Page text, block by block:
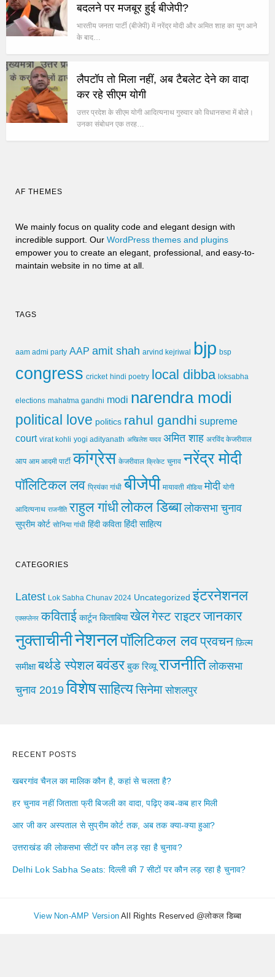
बदलने पर मजबूर हुई बीजेपी?
भारतीय जनता पार्टी (बीजेपी) में नरेंद्र मोदी और अमित शाह का युग आने
के बाद…
लैपटॉप तो मिला नहीं, अब टैबलेट देने का वादा
कर रहे सीएम योगी
उत्तर प्रदेश के सीएम योगी आदित्यनाथ गुरुवार को विधानसभा में बोले।
उनका संबोधन एक तरह…
AF THEMES
We mainly focus on quality code and elegant design with
incredible support. Our WordPress themes and plugins
empower you to create an elegant, professional, and easy-to-
maintain website in no time at all.
TAGS
aam admi party AAP amit shah arvind kejriwal bjp bsp
congress cricket hindi poetry local dibba loksabha
elections mahatma gandhi modi narendra modi
political love politics rahul gandhi supreme
court virat kohli yogi adityanath अखिलेश यादव अमित शाह अरविंद केजरीवाल
आप आम आदमी पार्टी कांग्रेस केजरीवाल क्रिकेट चुनाव नरेंद्र मोदी
पॉलिटिकल लव प्रियंका गांधी बीजेपी मायावती मीडिया मोदी योगी
आदित्यनाथ राजनीति राहुल गांधीलोकल डिब्बा लोकसभा चुनाव
सुप्रीम कोर्ट सोनिया गांधी हिंदी कविता हिंदी साहित्य
CATEGORIES
Latest Lok Sabha Chunav 2024 Uncategorized इंटरनेशनल
एक्सप्लेनर कविताई कार्टून किताबिया खेलगेस्ट राइटरजानकार
नुक्ताचीनीनेशनलपॉलिटिकल लवप्रवचन फ़िल्म
समीक्षा बर्थडे स्पेशलबवंडर बुक रिव्यू राजनीति लोकसभा
चुनाव 2019 विशेषसाहित्यसिनेमा सोशलपुर
RECENT POSTS
खबरगांव चैनल का मालिक कौन है, कहां से चलता है?
हर चुनाव नहीं जिताता फ्री बिजली का वादा, पढ़िए कब-कब हार मिली
आर जी कर अस्पताल से सुप्रीम कोर्ट तक, अब तक क्या-क्या हुआ?
उत्तराखंड की लोकसभा सीटों पर कौन लड़ रहा है चुनाव?
Delhi Lok Sabha Seats: दिल्ली की 7 सीटों पर कौन लड़ रहा है चुनाव?
View Non-AMP Version All Rights Reserved @लोकल डिब्बा